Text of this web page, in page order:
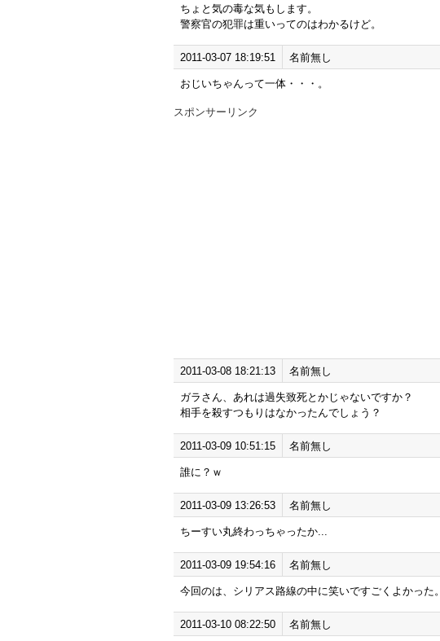
ちょと気の毒な気もします。
警察官の犯罪は重いってのはわかるけど。
2011-03-07 18:19:51 名前無し
おじいちゃんって一体・・・。
スポンサーリンク
2011-03-08 18:21:13 名前無し
ガラさん、あれは過失致死とかじゃないですか？
相手を殺すつもりはなかったんでしょう？
2011-03-09 10:51:15 名前無し
誰に？ｗ
2011-03-09 13:26:53 名前無し
ちーすい丸終わっちゃったか...
2011-03-09 19:54:16 名前無し
今回のは、シリアス路線の中に笑いですごくよかった。
2011-03-10 08:22:50 名前無し